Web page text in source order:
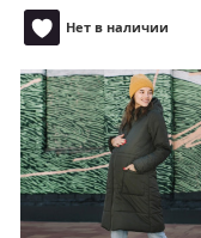
Нет в наличии